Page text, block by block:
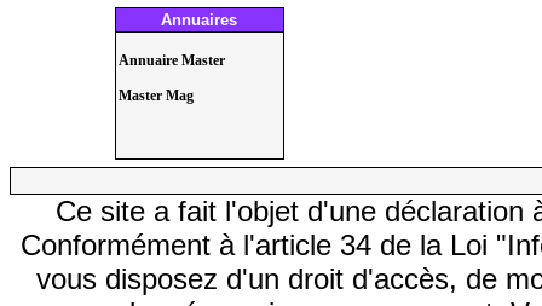
Annuaires
Annuaire Master
Master Mag
Ce site a fait l'objet d'une déclaration
Conformément à l'article 34 de la Loi
vous disposez d'un droit d'accès, de